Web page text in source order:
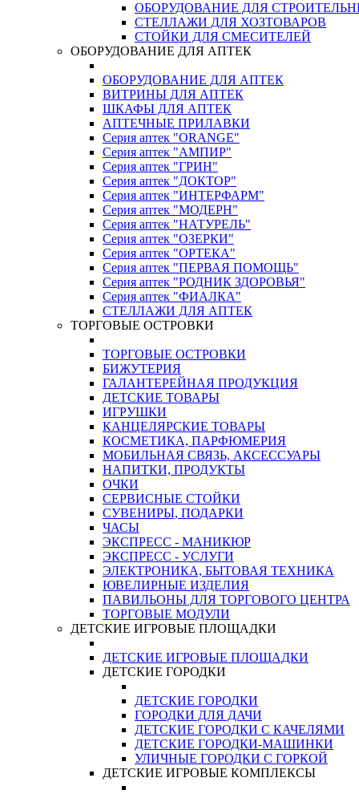
ОБОРУДОВАНИЕ ДЛЯ
СТЕЛЛАЖИ ДЛЯ ХОЗТОВАРОВ
СТОЙКИ ДЛЯ СМЕСИТЕЛЕЙ
ОБОРУДОВАНИЕ ДЛЯ АПТЕК
ОБОРУДОВАНИЕ ДЛЯ АПТЕК
ВИТРИНЫ ДЛЯ АПТЕК
ШКАФЫ ДЛЯ АПТЕК
АПТЕЧНЫЕ ПРИЛАВКИ
Серия аптек "ORANGE"
Серия аптек "АМПИР"
Серия аптек "ГРИН"
Серия аптек "ДОКТОР"
Серия аптек "ИНТЕРФАРМ"
Серия аптек "МОДЕРН"
Серия аптек "НАТУРЕЛЬ"
Серия аптек "ОЗЕРКИ"
Серия аптек "ОРТЕКА"
Серия аптек "ПЕРВАЯ ПОМОЩЬ"
Серия аптек "РОДНИК ЗДОРОВЬЯ"
Серия аптек "ФИАЛКА"
СТЕЛЛАЖИ ДЛЯ АПТЕК
ТОРГОВЫЕ ОСТРОВКИ
ТОРГОВЫЕ ОСТРОВКИ
БИЖУТЕРИЯ
ГАЛАНТЕРЕЙНАЯ ПРОДУКЦИЯ
ДЕТСКИЕ ТОВАРЫ
ИГРУШКИ
КАНЦЕЛЯРСКИЕ ТОВАРЫ
КОСМЕТИКА, ПАРФЮМЕРИЯ
МОБИЛЬНАЯ СВЯЗЬ, АКСЕССУАРЫ
НАПИТКИ, ПРОДУКТЫ
ОЧКИ
СЕРВИСНЫЕ СТОЙКИ
СУВЕНИРЫ, ПОДАРКИ
ЧАСЫ
ЭКСПРЕСС - МАНИКЮР
ЭКСПРЕСС - УСЛУГИ
ЭЛЕКТРОНИКА, БЫТОВАЯ ТЕХНИКА
ЮВЕЛИРНЫЕ ИЗДЕЛИЯ
ПАВИЛЬОНЫ ДЛЯ ТОРГОВОГО ЦЕНТРА
ТОРГОВЫЕ МОДУЛИ
ДЕТСКИЕ ИГРОВЫЕ ПЛОЩАДКИ
ДЕТСКИЕ ИГРОВЫЕ ПЛОЩАДКИ
ДЕТСКИЕ ГОРОДКИ
ДЕТСКИЕ ГОРОДКИ
ГОРОДКИ ДЛЯ ДАЧИ
ДЕТСКИЕ ГОРОДКИ С КАЧЕЛЯМИ
ДЕТСКИЕ ГОРОДКИ-МАШИНКИ
УЛИЧНЫЕ ГОРОДКИ С ГОРКОЙ
ДЕТСКИЕ ИГРОВЫЕ КОМПЛЕКСЫ